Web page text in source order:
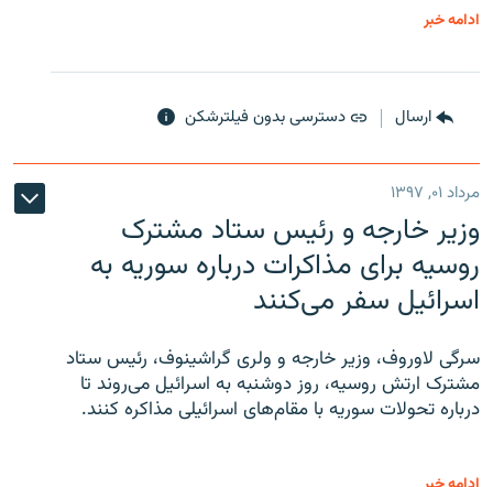
ادامه خبر
ارسال دسترسی بدون فیلترشکن
مرداد ۰۱, ۱۳۹۷
وزیر خارجه و رئیس‌ ستاد مشترک
روسیه برای مذاکرات درباره سوریه به
اسرائیل سفر می‌کنند
سرگی لاوروف، وزیر خارجه و ولری گراشینوف، رئیس ستاد
مشترک ارتش روسیه، روز دوشنبه به اسرائیل می‌روند تا
درباره تحولات سوریه با مقام‌های اسرائیلی مذاکره کنند.